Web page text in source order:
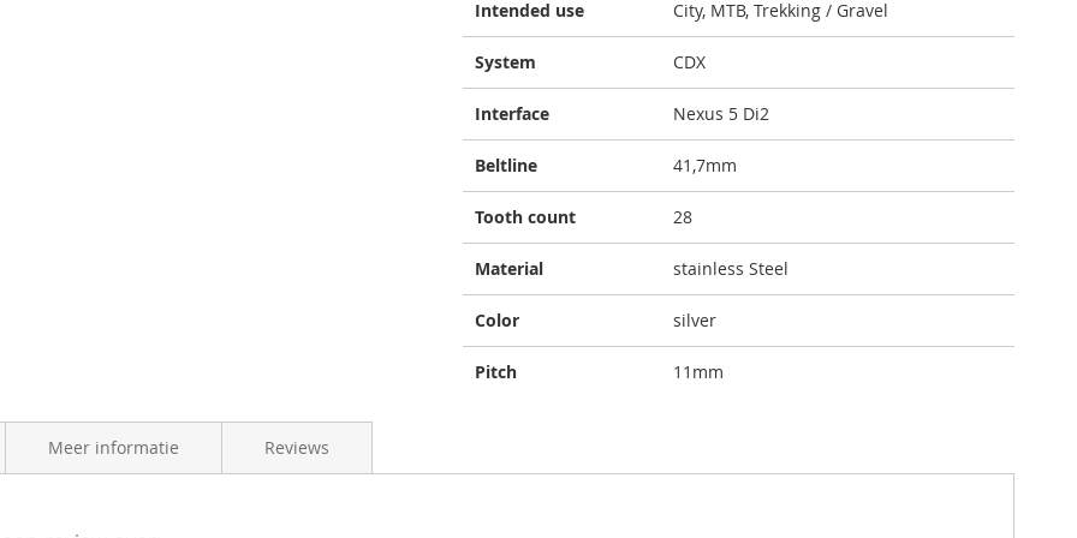
Intended use City, MTB, Trekking / Gravel
System CDX
Interface Nexus 5 Di2
Beltline 41,7mm
Tooth count 28
Material stainless Steel
Color silver
Pitch 11mm
Meer informatie Reviews